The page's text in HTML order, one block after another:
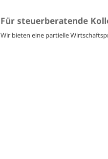
Für steuerberatende
Wir bieten eine partielle